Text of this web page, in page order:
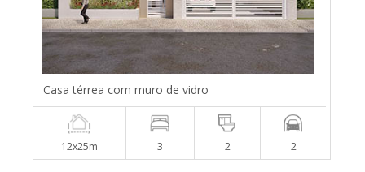
Casa térrea com muro de vidro
12x25m 3 2 2